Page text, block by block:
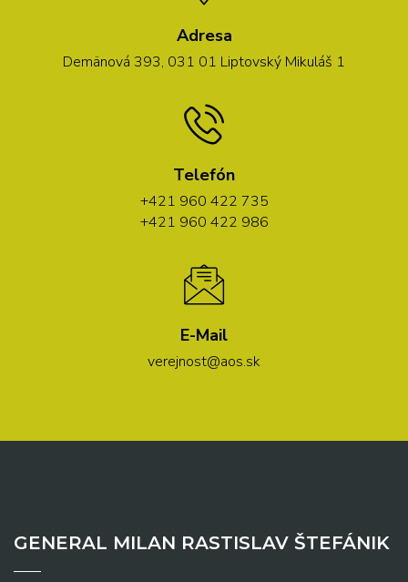
Adresa
Demänová 393, 031 01 Liptovský Mikuláš 1
Telefón
+421 960 422 735
+421 960 422 986
E-Mail
verejnost@aos.sk
GENERAL MILAN RASTISLAV ŠTEFÁNIK